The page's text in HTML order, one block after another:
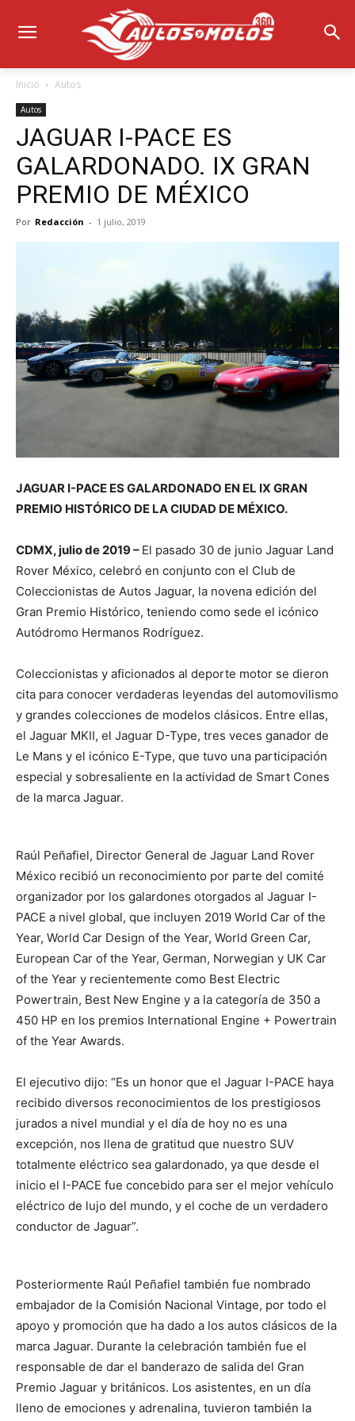
Inicio Autos
Autos
JAGUAR I-PACE ES
GALARDONADO. IX GRAN
PREMIO DE MÉXICO
Por Redacción - 1 julio, 2019
JAGUAR I-PACE ES GALARDONADO EN EL IX GRAN
PREMIO HISTÓRICO DE LA CIUDAD DE MÉXICO.
CDMX, julio de 2019 – El pasado 30 de junio Jaguar Land
Rover México, celebró en conjunto con el Club de
Coleccionistas de Autos Jaguar, la novena edición del
Gran Premio Histórico, teniendo como sede el icónico
Autódromo Hermanos Rodríguez.
Coleccionistas y aficionados al deporte motor se dieron
cita para conocer verdaderas leyendas del automovilismo
y grandes colecciones de modelos clásicos. Entre ellas,
el Jaguar MKII, el Jaguar D-Type, tres veces ganador de
Le Mans y el icónico E-Type, que tuvo una participación
especial y sobresaliente en la actividad de Smart Cones
de la marca Jaguar.
Raúl Peñafiel, Director General de Jaguar Land Rover
México recibió un reconocimiento por parte del comité
organizador por los galardones otorgados al Jaguar I-
PACE a nivel global, que incluyen 2019 World Car of the
Year, World Car Design of the Year, World Green Car,
European Car of the Year, German, Norwegian y UK Car
of the Year y recientemente como Best Electric
Powertrain, Best New Engine y a la categoría de 350 a
450 HP en los premios International Engine + Powertrain
of the Year Awards.
El ejecutivo dijo: “Es un honor que el Jaguar I-PACE haya
recibido diversos reconocimientos de los prestigiosos
jurados a nivel mundial y el día de hoy no es una
excepción, nos llena de gratitud que nuestro SUV
totalmente eléctrico sea galardonado, ya que desde el
inicio el I-PACE fue concebido para ser el mejor vehículo
eléctrico de lujo del mundo, y el coche de un verdadero
conductor de Jaguar”.
Posteriormente Raúl Peñafiel también fue nombrado
embajador de la Comisión Nacional Vintage, por todo el
apoyo y promoción que ha dado a los autos clásicos de la
marca Jaguar. Durante la celebración también fue el
responsable de dar el banderazo de salida del Gran
Premio Jaguar y británicos. Los asistentes, en un día
lleno de emociones y adrenalina, tuvieron también la